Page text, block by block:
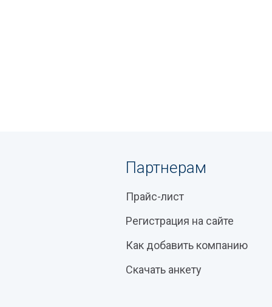
Партнерам
Прайс-лист
Регистрация на сайте
Как добавить компанию
Скачать анкету